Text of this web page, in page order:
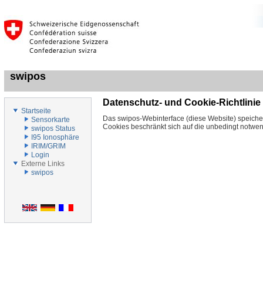
swipos
Startseite
Sensorkarte
swipos Status
I95 Ionosphäre
IRIM/GRIM
Login
Externe Links
swipos
Datenschutz- und Cookie-Richtlinie
Das swipos-Webinterface (diese Website)
Cookies beschränkt sich auf die unbedingt